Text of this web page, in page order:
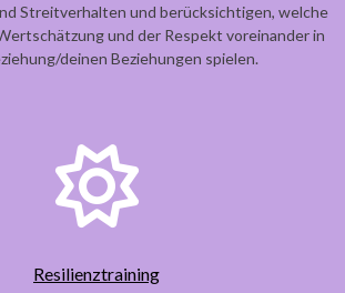
Streitverhalten und berücksichtigen, welche
und der Respekt voreinander in
deinen Beziehungen spielen.
Resilienztraining